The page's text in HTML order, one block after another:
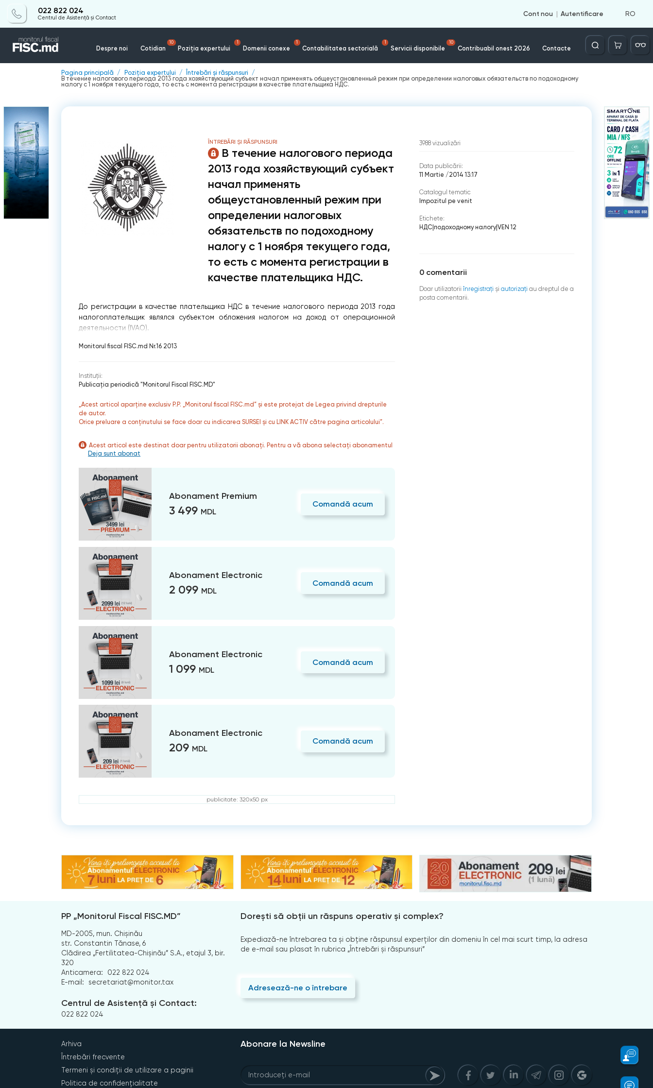
022 822 024
Centrul de Asistență și Contact
Cont nou Autentificare RO
Despre noi Cotidian
10
Poziția expertului
1
Domenii conexe
1
Contabilitatea sectorială
1
Servicii disponibile
10
Contribuabil onest 2026 Contacte
Căutare
Pagina principală Poziția expertului
Întrebări și răspunsuri
В течение налогового периода 2013 года хозяйствующий субъект начал применять общеустановленный режим при определении налоговых обязательств по подоходному
налогу с 1 ноября текущего года, то есть c момента регистрации в качестве плательщика НДС.
ÎNTREBĂRI ȘI RĂSPUNSURI
В течение налогового периода
2013 года хозяйствующий субъект
начал применять
общеустановленный режим при
определении налоговых
обязательств по подоходному
налогу с 1 ноября текущего года,
то есть c момента регистрации в
качестве плательщика НДС.
До регистрации в качестве плательщика НДС в течение налогового периода 2013 года
налогоплательщик являлся субъектом обложения налогом на доход от операционной
деятельности (IVAO).
Monitorul fiscal FISC.md Nr.16 2013
Instituții:
Publicaţia periodică "Monitorul Fiscal FISC.MD"
„Acest articol aparține exclusiv P.P. „Monitorul fiscal FISC.md” și este protejat de Legea privind drepturile
de autor.
Orice preluare a conținutului se face doar cu indicarea SURSEI și cu LINK ACTIV către pagina articolului”.
Acest articol este destinat doar pentru utilizatorii abonați. Pentru a vă abona selectați abonamentul
Deja sunt abonat
Abonament Premium
3 499 MDL
Comandă acum
Abonament Electronic
2 099 MDL
Comandă acum
Abonament Electronic
1 099 MDL
Comandă acum
Abonament Electronic
209 MDL
Comandă acum
publicitate: 320x50 px
3988 vizualizări
Data publicării:
11 Martie /2014 13:17
Catalogul tematic
Impozitul pe venit
Etichete:
НДС подоходному налогу|VEN 12
0 comentarii
Doar utilizatorii înregistraţi şi autorizați au dreptul de a
posta comentarii.
PP „Monitorul Fiscal FISC.MD”
MD-2005, mun. Chișinău
str. Constantin Tănase, 6
Clădirea „Fertilitatea-Chișinău” S.A., etajul 3, bir.
320
Anticamera:
022 822 024
E-mail:
secretariat@monitor.tax
Centrul de Asistență și Contact:
022 822 024
Dorești să obții un răspuns operativ și complex?
Expediază-ne întrebarea ta și obține răspunsul experților din domeniu în cel mai scurt timp, la adresa
de e-mail sau plasat în rubrica „Întrebări și răspunsuri”
Adresează-ne o întrebare
Arhiva
Întrebări frecvente
Termeni și condiții de utilizare a paginii
Politica de confidențialitate
Abonare la Newsline